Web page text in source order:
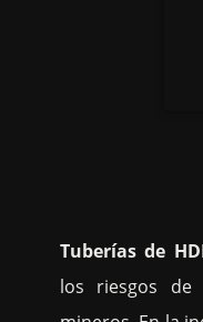
Tuberías de
los riesgos de